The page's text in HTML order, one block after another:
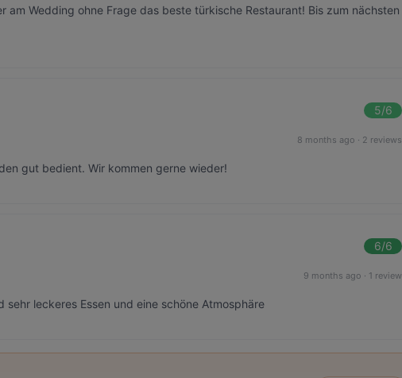
am Wedding ohne Frage das beste türkische Restaurant! Bis zum nächsten
5/6
8 months ago · 2 reviews
gut bedient. Wir kommen gerne wieder!
6/6
9 months ago · 1 review
sehr leckeres Essen und eine schöne Atmosphäre